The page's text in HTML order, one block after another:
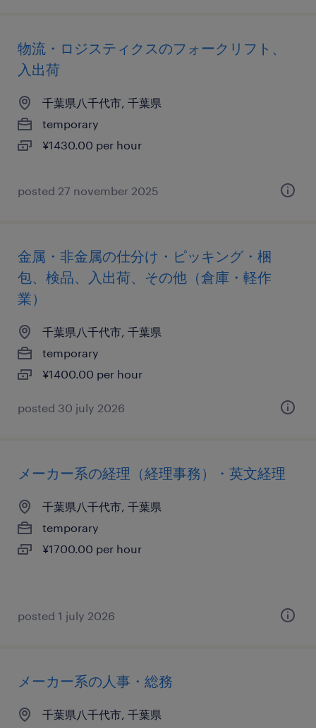
物流・ロジスティクスのフォークリフト、
入出荷
千葉県八千代市, 千葉県
temporary
¥1430.00 per hour
posted 27 november 2025
金属・非金属の仕分け・ピッキング・梱
包、検品、入出荷、その他（倉庫・軽作
業）
千葉県八千代市, 千葉県
temporary
¥1400.00 per hour
posted 30 july 2026
メーカー系の経理（経理事務）・英文経理
千葉県八千代市, 千葉県
temporary
¥1700.00 per hour
posted 1 july 2026
メーカー系の人事・総務
千葉県八千代市, 千葉県